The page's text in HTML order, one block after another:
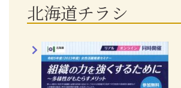
北海道チラシ